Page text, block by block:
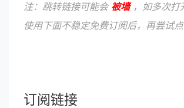
注：跳转链接可能会 被墙，如多次打
使用下面不稳定免费订阅后，再尝试
订阅链接